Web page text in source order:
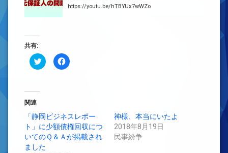
https://youtu.be/hTBYUx7wWZo
共有:
ク
リ
有
(新
し
い
ウ
ィ
Facebook
で
リ
ッ
ク
し
て
関連
「静岡ビジネスレポー
ト」に少額債権回収につ
いてのＱ＆Ａが掲載され
ました
神様、本当にいたよ
2018年8月19日
民事紛争